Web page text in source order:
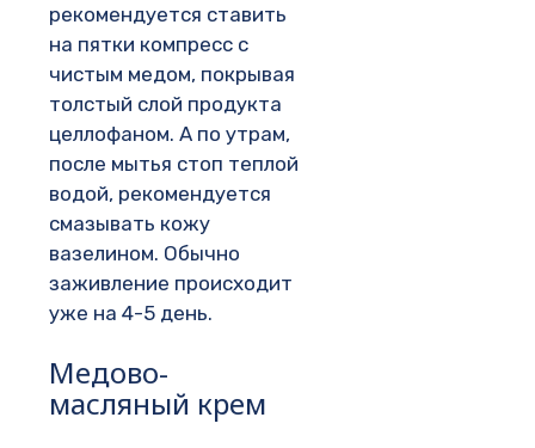
рекомендуется ставить
на пятки компресс с
чистым медом, покрывая
толстый слой продукта
целлофаном. А по утрам,
после мытья стоп теплой
водой, рекомендуется
смазывать кожу
вазелином. Обычно
заживление происходит
уже на 4-5 день.
Медово-
масляный крем